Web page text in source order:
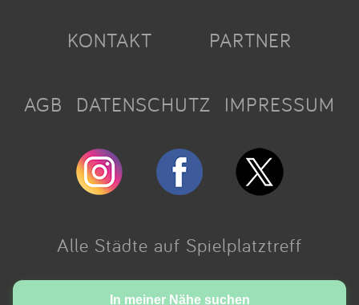
In meiner Nähe suchen
KONTAKT PARTNER
AGB DATENSCHUTZ IMPRESSUM
Alle Städte auf Spielplatztreff